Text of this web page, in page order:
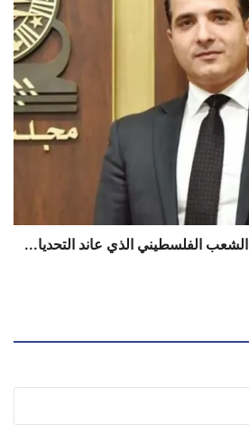
الفلسطيني الذي عاند التحديا...